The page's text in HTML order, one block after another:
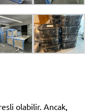
olabilir. Ancak,